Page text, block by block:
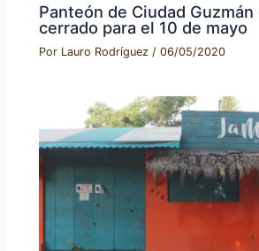
Panteón de Ciudad Guzmán
cerrado para el 10 de mayo
Por Lauro Rodríguez/06/05/2020